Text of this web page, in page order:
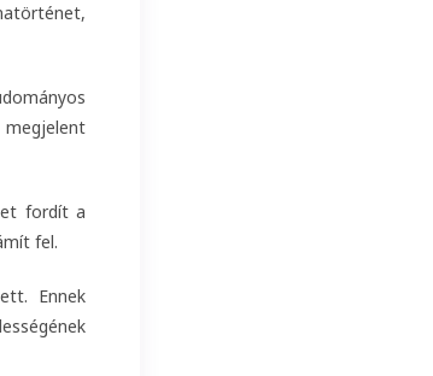
fordít a
fel.
Ennek